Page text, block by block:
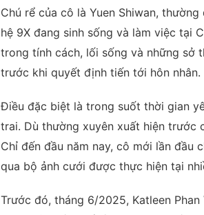
Chú rể của cô là Yuen Shiwan,
hệ 9X đang sinh sống và làm việc tại
trong tính cách, lối sống và những sở
trước khi quyết định tiến tới hôn nhân.
Điều đặc biệt là trong suốt thời gian
trai. Dù thường xuyên xuất hiện trước
Chỉ đến đầu năm nay, cô mới lần đầu
qua bộ ảnh cưới được thực hiện tại
Trước đó, tháng 6/2025, Katleen